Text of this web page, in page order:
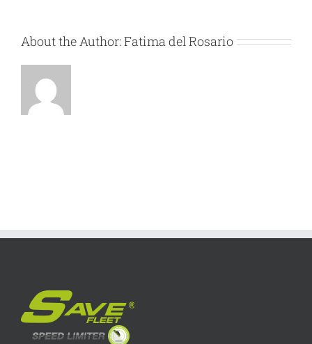
About the Author:Fatima del Rosario